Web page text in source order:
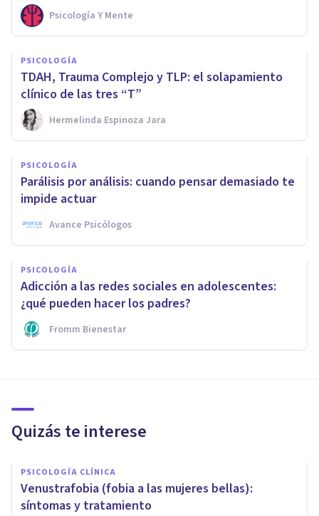
Psicología Y Mente
PSICOLOGÍA
TDAH, Trauma Complejo y TLP: el solapamiento
clínico de las tres “T”
Hermelinda Espinoza Jara
PSICOLOGÍA
Parálisis por análisis: cuando pensar demasiado te
impide actuar
Avance Psicólogos
PSICOLOGÍA
Adicción a las redes sociales en adolescentes:
¿qué pueden hacer los padres?
Fromm Bienestar
Quizás te interese
PSICOLOGÍA CLÍNICA
Venustrafobia (fobia a las mujeres bellas):
síntomas y tratamiento